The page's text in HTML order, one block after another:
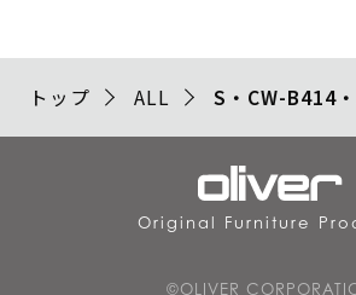
トップ ALL S・CW-B414
Original Furniture
©OLIVER